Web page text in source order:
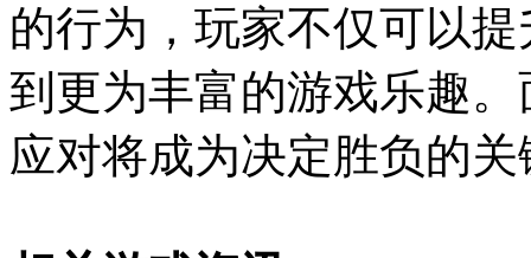
的行为，玩家不仅可以
到更为丰富的游戏乐趣
应对将成为决定胜负的关